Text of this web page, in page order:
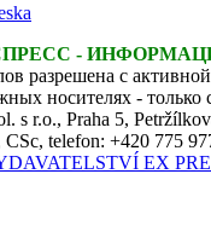
-
разрешена с
носителях -
s r.o., Praha 5,
telefon: +420 775
EX